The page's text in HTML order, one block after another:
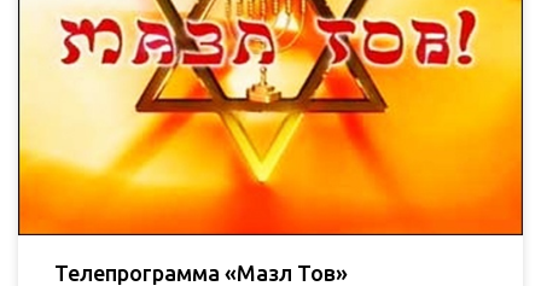
Телепрограмма «Мазл Тов»